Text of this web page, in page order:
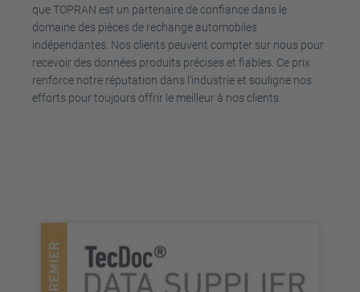
que TOPRAN est un partenaire de confiance dans le
domaine des pièces de rechange automobiles
indépendantes. Nos clients peuvent compter sur nous pour
recevoir des données produits précises et fiables. Ce prix
renforce notre réputation dans l'industrie et souligne nos
efforts pour toujours offrir le meilleur à nos clients.